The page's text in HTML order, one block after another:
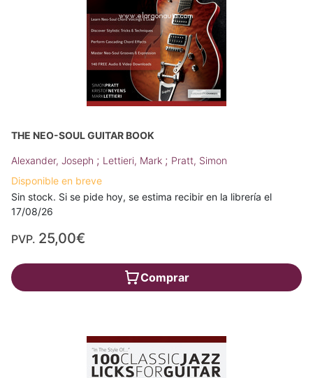
THE NEO-SOUL GUITAR BOOK
Alexander, Joseph ; Lettieri, Mark ; Pratt, Simon
Disponible en breve
Sin stock. Si se pide hoy, se estima recibir en la librería el
17/08/26
PVP. 25,00€
Comprar